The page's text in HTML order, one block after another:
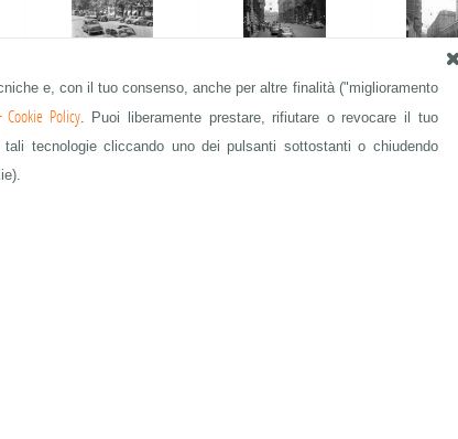
e, con il tuo consenso, anche per altre finalità ("miglioramento
Cookie Policy. Puoi liberamente prestare, rifiutare o revocare il tuo
tecnologie cliccando uno dei pulsanti sottostanti o chiudendo
FIAT 500 FIAT 500 FIAT 500